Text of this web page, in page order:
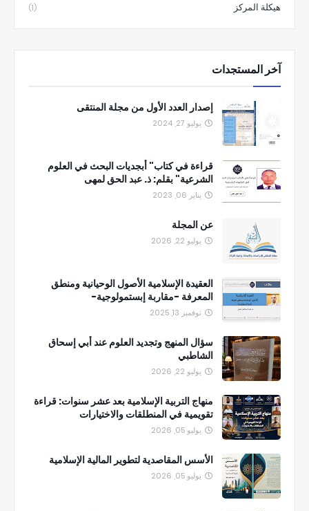
هيكلة المركز (1)
آخر المستجدات
إصدار العدد الأول من مجلة المنتقى
يوليو 27, 2024
قراءة في كتاب" أبجديات البحث في العلوم
الشرعية" بقلم: ذ. عبد الحق لمهى
يناير 06, 2023
عن المجلة
يوليو 22, 2026
العقيدة الإسلامية الأصول الوحيانية ومنطق
المعرفة -مقاربة إبستمولوجية-
نوفمبر 13, 2025
سؤال المنهج وتجديد العلوم عند أبي إسحاق
الشاطبي
يوليو 22, 2026
منهاج التربية الإسلامية بعد عشر سنوات: قراءة
تقويمية في المنطلقات والاختيارات
يوليو 05, 2026
الأسس المقاصدية لتطوير المالية الإسلامية
يوليو 05, 2026